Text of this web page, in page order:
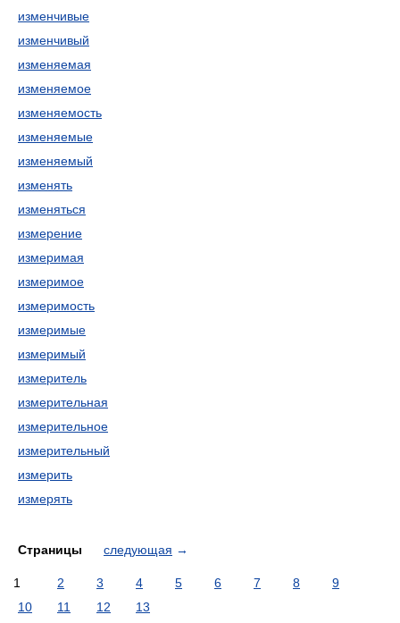
изменчивые
изменчивый
изменяемая
изменяемое
изменяемость
изменяемые
изменяемый
изменять
изменяться
измерение
измеримая
измеримое
измеримость
измеримые
измеримый
измеритель
измерительная
измерительное
измерительный
измерить
измерять
Страницы следующая →
1 2 3 4 5 6 7 8
9
10
11 12 13